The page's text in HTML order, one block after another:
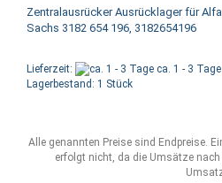
Zentralausrücker Ausrücklager für
Sachs 3182 654 196, 3182654196
Lieferzeit:
ca. 1 - 3 Tage
Lagerbestand: 1 Stück
Alle genannten Preise sind Endpreise.
erfolgt nicht, da die Umsätze